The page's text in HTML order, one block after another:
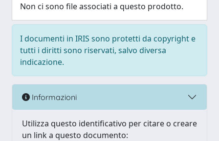
Non ci sono file associati a questo prodotto.
I documenti in IRIS sono protetti da copyright e
tutti i diritti sono riservati, salvo diversa
indicazione.
Informazioni
Utilizza questo identificativo per citare o creare
un link a questo documento: